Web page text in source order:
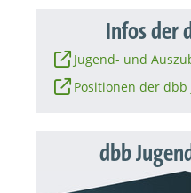
Infos der
Jugend- und
Positionen der
dbb